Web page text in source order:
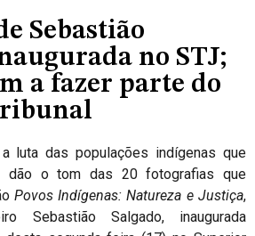
Sebastião
no STJ;
a fazer parte do
luta das populações indígenas que
dão o tom das 20 fotografias que
Povos Indígenas: Natureza e Justiça,
Sebastião Salgado, inaugurada